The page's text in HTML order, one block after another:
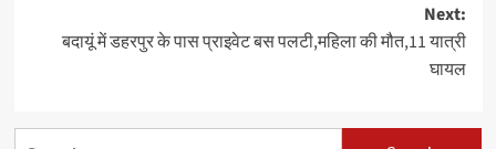
Next:
बदायूं में डहरपुर के पास प्राइवेट बस पलटी,महिला की मौत,11 यात्री
घायल